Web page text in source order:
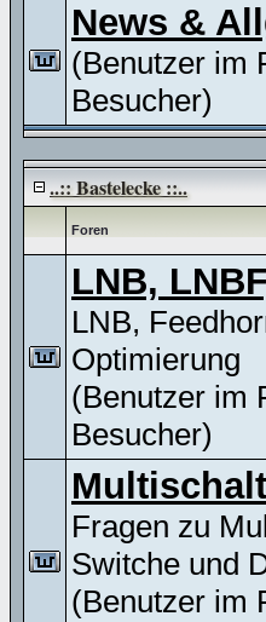
News &
(Benutzer im
Besucher)
..:: Bastelecke ::..
Foren
LNB,
LNB,
Optimierung
(Benutzer im
Besucher)
Fragen zu
Switche und
(Benutzer im